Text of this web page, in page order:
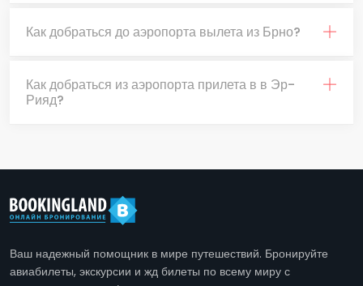
Как добраться до аэропорта вылета из Брно?
Как добраться из аэропорта прилета в в Эр-
Рияд?
Ваш надежный помощник в мире путешествий. Бронируйте
авиабилеты, экскурсии и жд билеты по всему миру с